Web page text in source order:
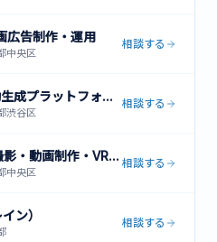
広告制作・運用
中央区
相談する
Video BRAIN（AI動画自動生成プラットフォーム）
渋谷区
相談する
不動産物件向けドローン撮影・動画制作・VR内見サービス
中央区
相談する
ン） 相談する